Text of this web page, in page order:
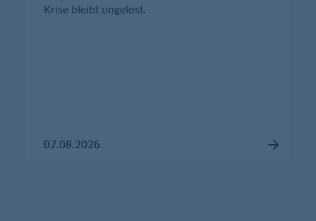
Krise bleibt ungelöst.
07.08.2026